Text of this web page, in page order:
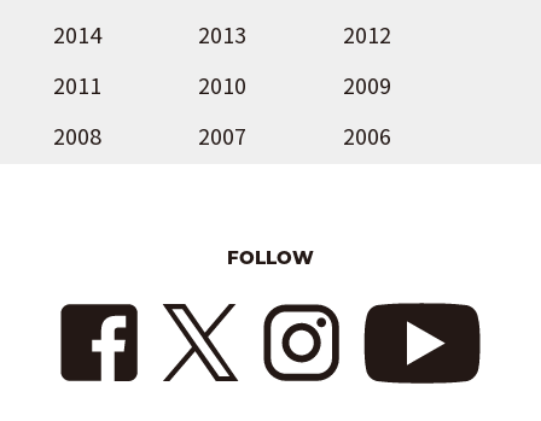
2014
2013
2012
2011
2010
2009
2008
2007 2006
FOLLOW